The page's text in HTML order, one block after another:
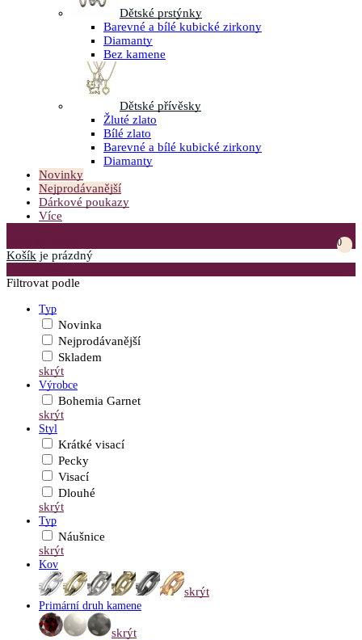
Dětské prstýnky
Barevné a bílé kubické zirkony
Diamanty
Bez kamene
Dětské přívěsky
Žluté zlato
Bílé zlato
Barevné a bílé kubické zirkony
Diamanty
Novinky
Nejprodávanější
Dárkové poukazy
Více
0
Košík je prázdný
Filtrovat podle
Typ
Novinka
Nejprodávanější
Skladem
skrýt
Výrobce
Bohemia Garnet
skrýt
Styl
Krátké visací
Pecky
Visací
Dlouhé
skrýt
Typ
Náušnice
skrýt
Kov
skrýt
Primární druh kamene
skrýt